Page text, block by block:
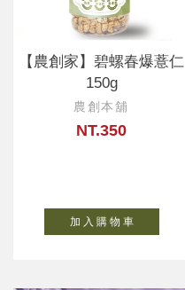
【農創家】碧螺春爆薏仁
150g
農創本舖
NT.350
加 入 購 物 車